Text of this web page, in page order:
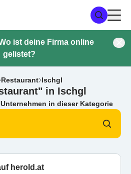
ist deine Firma online
gelistet?
Restaurant Ischgl
in Ischgl
in dieser Kategorie
herold.at